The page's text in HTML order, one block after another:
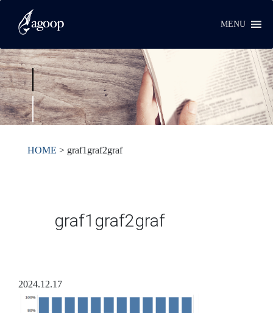
MENU
HOME > graf1graf2graf
graf1graf2graf
2024.12.17